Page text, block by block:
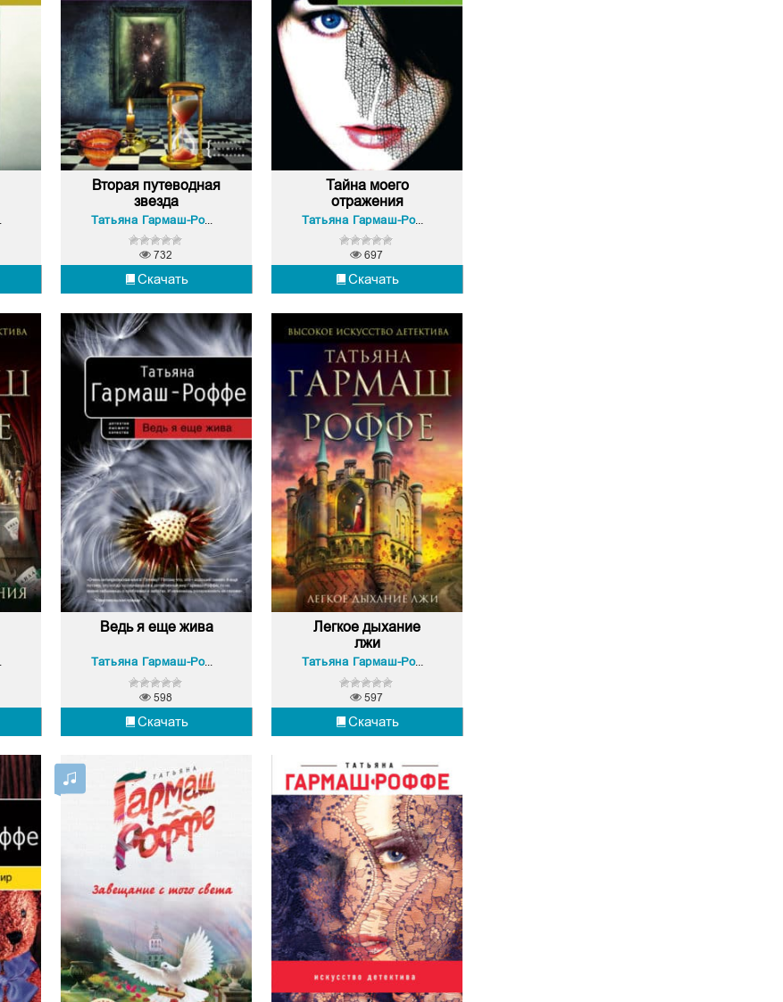
Вторая путеводная
звезда
Татьяна Гармаш-Роффе
Скачать
732
Тайна моего
отражения
Татьяна Гармаш-Роффе
Скачать
697
Ведь я еще жива
Татьяна Гармаш-Роффе
Скачать
598
Легкое дыхание
лжи
Татьяна Гармаш-Роффе
Скачать
597